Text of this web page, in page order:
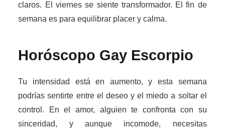
claros. El viernes se siente transformador. El fin de
semana es para equilibrar placer y calma.
Horóscopo Gay Escorpio
Tu intensidad está en aumento, y esta semana
podrías sentirte entre el deseo y el miedo a soltar el
control. En el amor, alguien te confronta con su
sinceridad, y aunque incomode, necesitas